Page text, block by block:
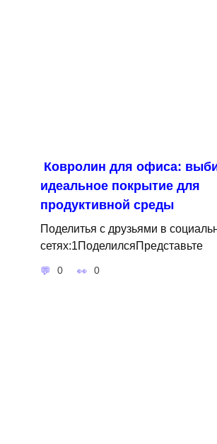
Ковролин для офиса:
идеальное покрытие для
продуктивной среды
Поделитья с друзьями в
сетях:1ПоделилсяПредставьте
0 0